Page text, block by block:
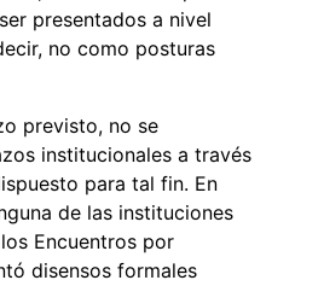
presentados a nivel
no como posturas
previsto, no se
institucionales a través
para tal fin. En
de las instituciones
Encuentros por
disensos formales